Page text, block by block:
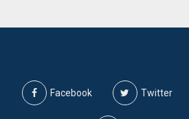
Facebook Twitter